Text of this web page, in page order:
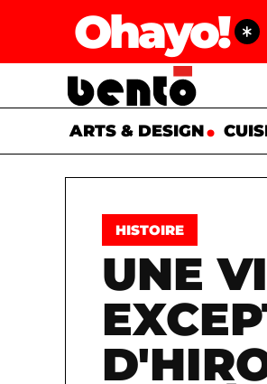
Ohayo!
ARTS & DESIGN
HISTOIRE
UNE